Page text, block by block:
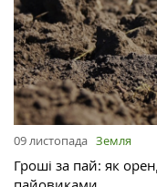
09 листопада Земля
Гроші за пай: як